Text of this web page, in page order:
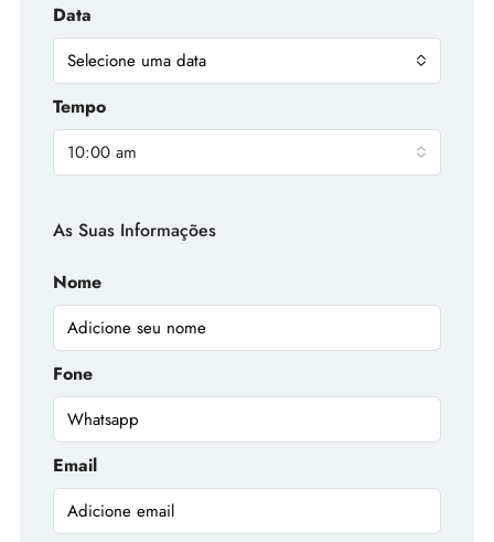
Data
Selecione uma data
Tempo
10:00 am
As Suas Informações
Nome
Fone
Email